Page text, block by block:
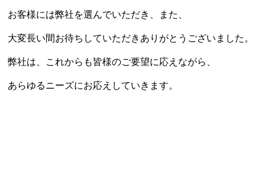
お客様には弊社を選んでいただき、また、
大変長い間お待ちしていただきありがとうございました。
弊社は、これからも皆様のご要望に応えながら、
あらゆるニーズにお応えしていきます。